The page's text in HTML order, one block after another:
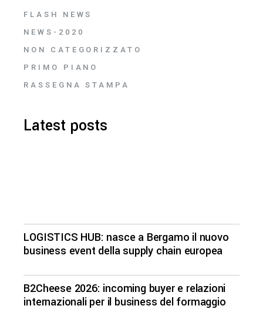
FLASH NEWS
NEWS-2020
NON CATEGORIZZATO
PRIMO PIANO
RASSEGNA STAMPA
Latest posts
LOGISTICS HUB: nasce a Bergamo il nuovo
business event della supply chain europea
B2Cheese 2026: incoming buyer e relazioni
internazionali per il business del formaggio